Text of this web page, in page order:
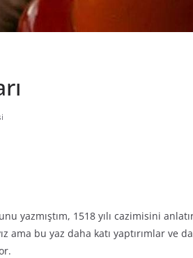
yazmıştım, 1518 yılı cazimisini
ama bu yaz daha katı yaptırımlar ve